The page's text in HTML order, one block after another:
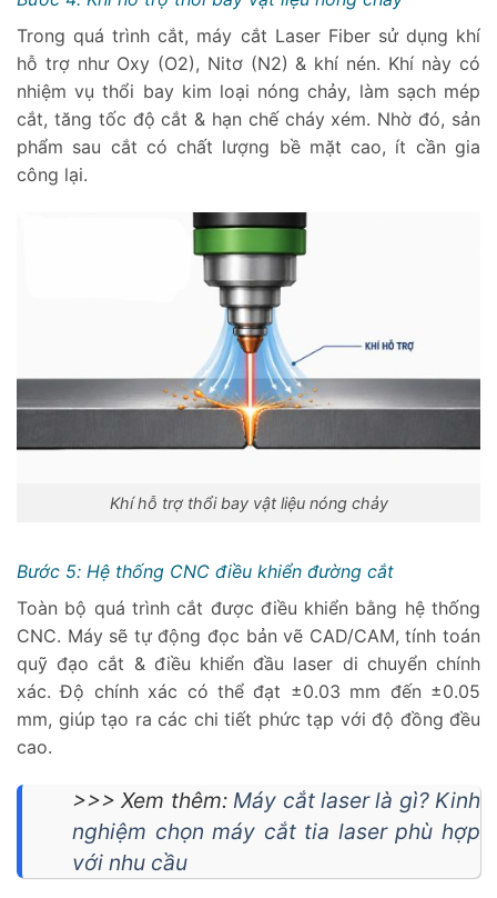
Trong quá trình cắt, máy cắt Laser Fiber sử dụng khí
hỗ trợ như Oxy (O2), Nitơ (N2) & khí nén. Khí này có
nhiệm vụ thổi bay kim loại nóng chảy, làm sạch mép
cắt, tăng tốc độ cắt & hạn chế cháy xém. Nhờ đó, sản
phẩm sau cắt có chất lượng bề mặt cao, ít cần gia
công lại.
Khí hỗ trợ thổi bay vật liệu nóng chảy
Bước 5: Hệ thống CNC điều khiển đường cắt
Toàn bộ quá trình cắt được điều khiển bằng hệ thống
CNC. Máy sẽ tự động đọc bản vẽ CAD/CAM, tính toán
quỹ đạo cắt & điều khiển đầu laser di chuyển chính
xác. Độ chính xác có thể đạt ±0.03 mm đến ±0.05
mm, giúp tạo ra các chi tiết phức tạp với độ đồng đều
cao.
>>> Xem thêm: Máy cắt laser là gì? Kinh
nghiệm chọn máy cắt tia laser phù hợp
với nhu cầu